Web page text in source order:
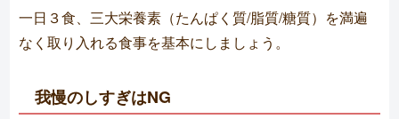
一日３食、三大栄養素（たんぱく質/脂質/糖質）を満遍
なく取り入れる食事を基本にしましょう。
我慢のしすぎはNG